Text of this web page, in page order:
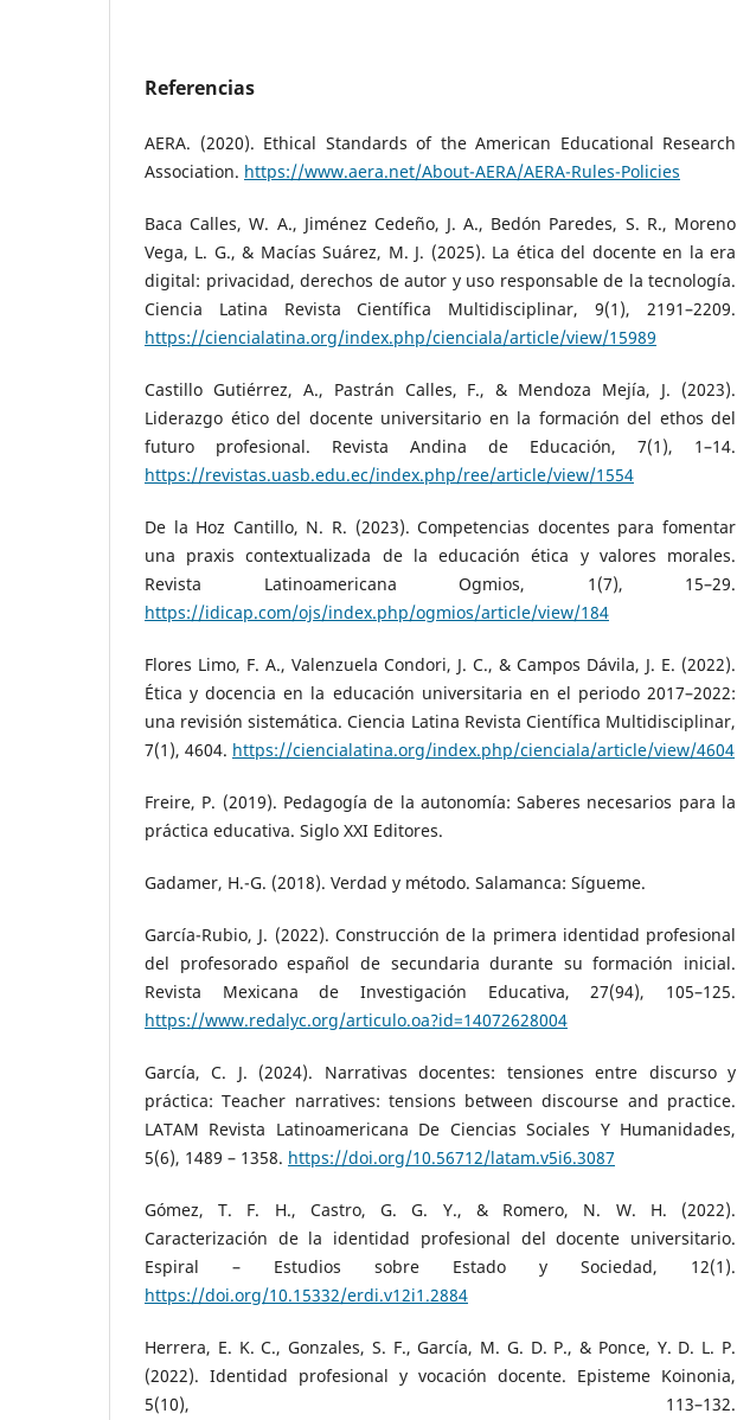
Referencias
AERA. (2020). Ethical Standards of the American Educational Research
Association. https://www.aera.net/About-AERA/AERA-Rules-Policies
Baca Calles, W. A., Jiménez Cedeño, J. A., Bedón Paredes, S. R., Moreno
Vega, L. G., & Macías Suárez, M. J. (2025). La ética del docente en la era
digital: privacidad, derechos de autor y uso responsable de la tecnología.
Ciencia Latina Revista Científica Multidisciplinar, 9(1), 2191–2209.
https://ciencialatina.org/index.php/cienciala/article/view/15989
Castillo Gutiérrez, A., Pastrán Calles, F., & Mendoza Mejía, J. (2023).
Liderazgo ético del docente universitario en la formación del ethos del
futuro profesional. Revista Andina de Educación, 7(1), 1–14.
https://revistas.uasb.edu.ec/index.php/ree/article/view/1554
De la Hoz Cantillo, N. R. (2023). Competencias docentes para fomentar
una praxis contextualizada de la educación ética y valores morales.
Revista Latinoamericana Ogmios, 1(7), 15–29.
https://idicap.com/ojs/index.php/ogmios/article/view/184
Flores Limo, F. A., Valenzuela Condori, J. C., & Campos Dávila, J. E. (2022).
Ética y docencia en la educación universitaria en el periodo 2017–2022:
una revisión sistemática. Ciencia Latina Revista Científica Multidisciplinar,
7(1), 4604. https://ciencialatina.org/index.php/cienciala/article/view/4604
Freire, P. (2019). Pedagogía de la autonomía: Saberes necesarios para la
práctica educativa. Siglo XXI Editores.
Gadamer, H.-G. (2018). Verdad y método. Salamanca: Sígueme.
García-Rubio, J. (2022). Construcción de la primera identidad profesional
del profesorado español de secundaria durante su formación inicial.
Revista Mexicana de Investigación Educativa, 27(94), 105–125.
https://www.redalyc.org/articulo.oa?id=14072628004
García, C. J. (2024). Narrativas docentes: tensiones entre discurso y
práctica: Teacher narratives: tensions between discourse and practice.
LATAM Revista Latinoamericana De Ciencias Sociales Y Humanidades,
5(6), 1489 – 1358. https://doi.org/10.56712/latam.v5i6.3087
Gómez, T. F. H., Castro, G. G. Y., & Romero, N. W. H. (2022).
Caracterización de la identidad profesional del docente universitario.
Espiral – Estudios sobre Estado y Sociedad, 12(1).
https://doi.org/10.15332/erdi.v12i1.2884
Herrera, E. K. C., Gonzales, S. F., García, M. G. D. P., & Ponce, Y. D. L. P.
(2022). Identidad profesional y vocación docente. Episteme Koinonia,
5(10), 113–132.